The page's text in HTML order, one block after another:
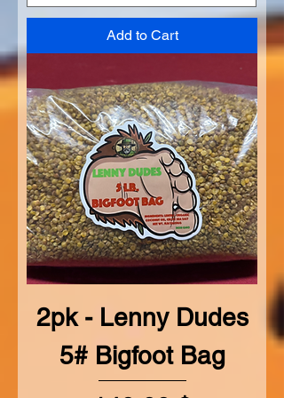
Add to Cart
2pk - Lenny Dudes
5# Bigfoot Bag